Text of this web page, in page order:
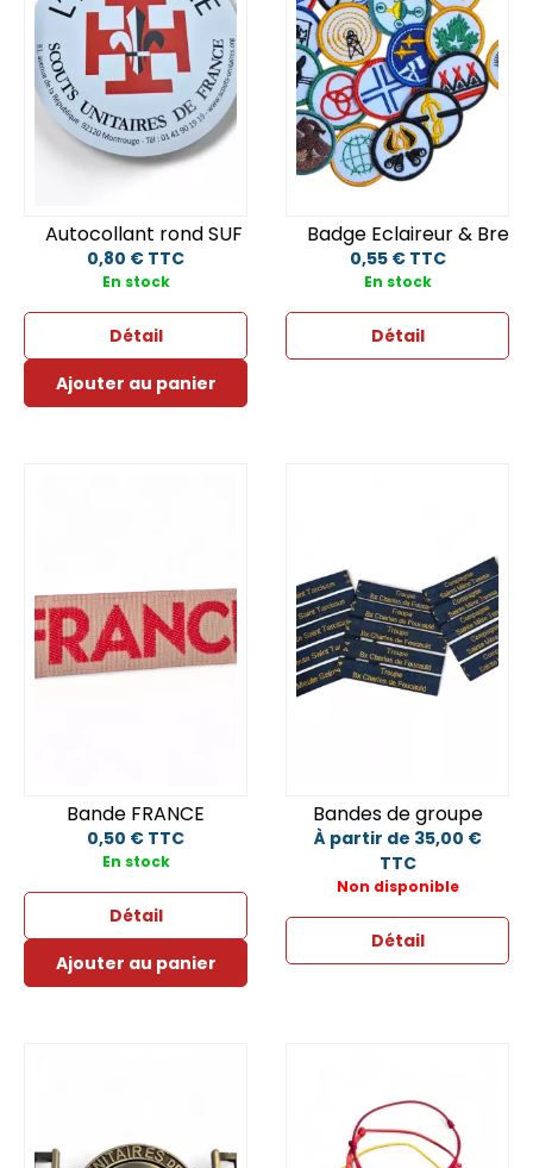
Autocollant rond SUF L'Aventure
0,80 € TTC
En stock
Détail
Ajouter au panier
Badge Eclaireur &
0,55 € TTC
En stock
Détail
Bande FRANCE
0,50 € TTC
En stock
Détail
Ajouter au panier
Bandes de groupe
À partir de 35,00 €
TTC
Non disponible
Détail